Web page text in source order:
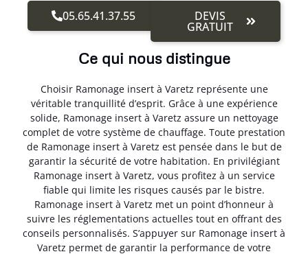
05.65.41.37.55 DEVIS
GRATUIT
Ce qui nous distingue
Choisir Ramonage insert à Varetz représente une
véritable tranquillité d’esprit. Grâce à une expérience
solide, Ramonage insert à Varetz assure un nettoyage
complet de votre système de chauffage. Toute prestation
de Ramonage insert à Varetz est pensée dans le but de
garantir la sécurité de votre habitation. En privilégiant
Ramonage insert à Varetz, vous profitez à un service
fiable qui limite les risques causés par le bistre.
Ramonage insert à Varetz met un point d’honneur à
suivre les réglementations actuelles tout en offrant des
conseils personnalisés. S’appuyer sur Ramonage insert à
Varetz permet de garantir la performance de votre